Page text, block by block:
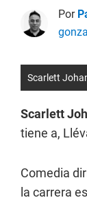
Por
Scarlett
Scarlett
tiene a,
Comedia
la carrera